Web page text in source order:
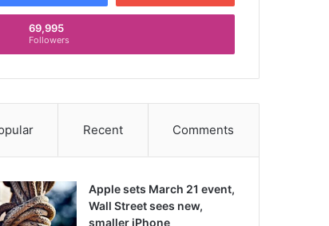
69,995
Followers
Recent Comments
Apple sets March 21 event,
Wall Street sees new,
smaller iPhone